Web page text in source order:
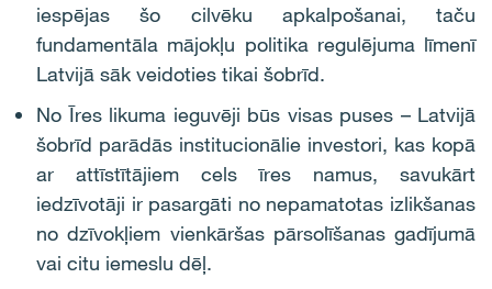
iespējas šo cilvēku apkalpošanai, taču
fundamentāla mājokļu politika regulējuma līmenī
Latvijā sāk veidoties tikai šobrīd.
No Īres likuma ieguvēji būs visas puses – Latvijā
šobrīd parādās institucionālie investori, kas kopā
ar attīstītājiem cels īres namus, savukārt
iedzīvotāji ir pasargāti no nepamatotas izlikšanas
no dzīvokļiem vienkāršas pārsolīšanas gadījumā
vai citu iemeslu dēļ.